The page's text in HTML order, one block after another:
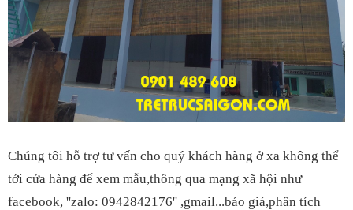
Chúng tôi hỗ trợ tư vấn cho quý khách hàng ở xa không thể
tới cửa hàng để xem mẫu,thông qua mạng xã hội như
facebook, ''zalo: 0942842176'' ,gmail...báo giá,phân tích